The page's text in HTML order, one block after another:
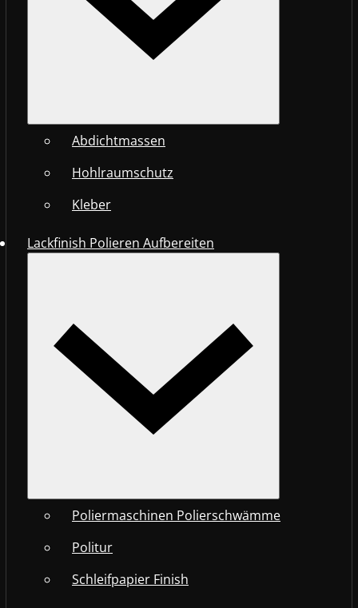
Abdichtmassen
Hohlraumschutz
Kleber
Lackfinish Polieren Aufbereiten
Poliermaschinen Polierschwämme
Politur
Schleifpapier Finish